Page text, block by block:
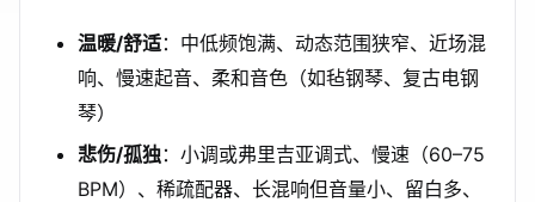
温暖/舒适：中低频饱满、动态范围狭窄、近场混
响、慢速起音、柔和音色（如毡钢琴、复古电钢
琴）
悲伤/孤独：小调或弗里吉亚调式、慢速（60–75
BPM）、稀疏配器、长混响但音量小、留白多、